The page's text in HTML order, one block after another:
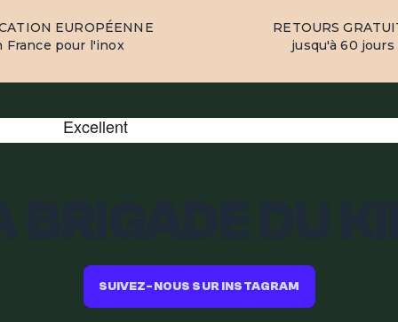
EUROPÉENNE
France pour l'inox
RETOURS
jusqu'à 60 jours
SUIVEZ-NOUS SUR INSTAGRAM